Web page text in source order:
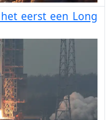
eerst een Long